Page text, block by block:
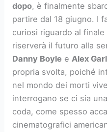
dopo, è finalmente
partire dal 18 giugno. I
curiosi riguardo al
riserverà il futuro alla
Danny Boyle e Alex
propria svolta, poiché
nel mondo dei morti
interrogano se ci sia
coda, come spesso
cinematografici